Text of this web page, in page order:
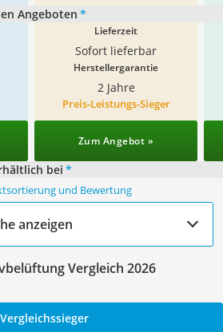
Angeboten *
Lieferzeit
Sofort lieferbar
Herstellergarantie
2 Jahre
Preis-Leistungs-Sieger
Zum Angebot »
bei *
und Bewertung
anzeigen
Vergleich 2026
Vergleichssieger